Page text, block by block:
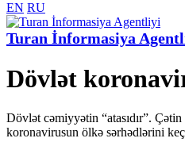
EN RU
Turan İnformasiya
Dövlət
Dövlət cəmiyyətin “atasıdır”.
koronavirusun ölkə sərhədlərini